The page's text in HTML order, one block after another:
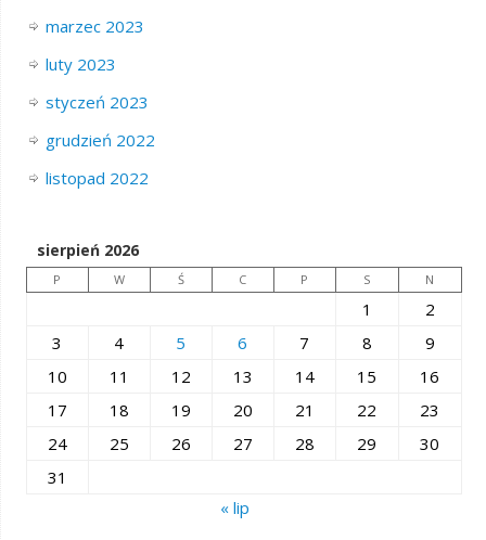
marzec 2023
luty 2023
styczeń 2023
grudzień 2022
listopad 2022
sierpień 2026
P W Ś C P S N
1
2
3
4 5 6 7 8
9
10
11 12 13 14 15
16
17
18 19 20 21 22
23
24
25 26 27 28 29
30
31
« lip